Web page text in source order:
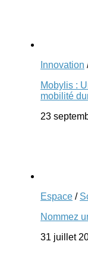
Innovation
Mobylis :
mobilité
23
Espace /
Nommez
31 juillet